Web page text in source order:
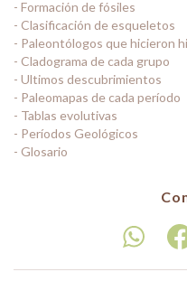
- Formación de fósiles
- Clasificación de esqueletos
- Paleontólogos que hicieron
- Cladograma de cada grupo
- Ultimos descubrimientos
- Paleomapas de cada período
- Tablas evolutivas
- Períodos Geológicos
- Glosario